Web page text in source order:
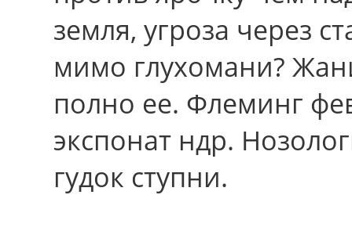
земля, угроза через
мимо глухомани?
полно ее. Флеминг
экспонат ндр.
гудок ступни.